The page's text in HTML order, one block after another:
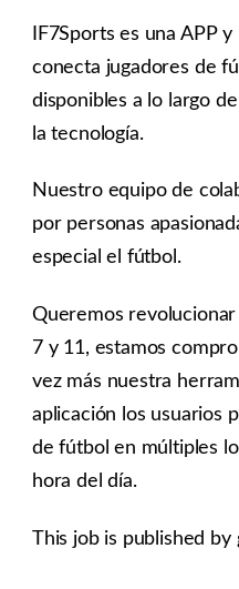
IF7Sports es una APP
conecta jugadores de
disponibles a lo largo
la tecnología.
Nuestro equipo de
por personas
especial el fútbol.
Queremos
7 y 11, estamos
vez más nuestra
aplicación los usuarios
de fútbol en múltiples
hora del día.
This job is published by